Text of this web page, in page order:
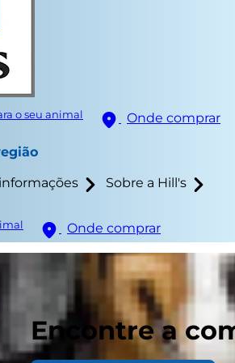
o seu animal Onde comprar
Sobre a Hill's
Onde comprar
Encontre a
A
estômago e
canina
para a